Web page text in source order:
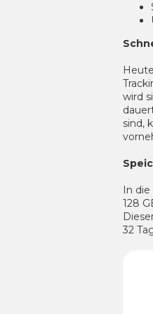
wird
sind,
In
128
32